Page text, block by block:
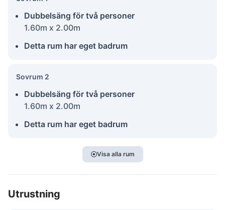
Dubbelsäng för två personer
1.60m x 2.00m
Detta rum har eget badrum
Sovrum 2
Dubbelsäng för två personer
1.60m x 2.00m
Detta rum har eget badrum
Visa alla rum
Utrustning